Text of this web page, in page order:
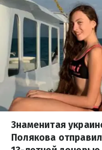
Знаменитая
Полякова